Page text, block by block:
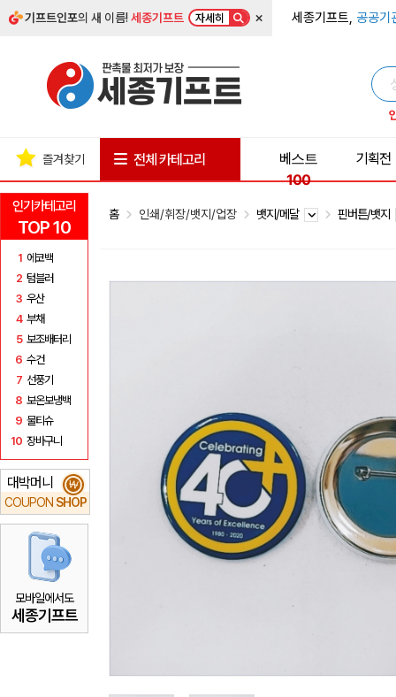
기프트인포의 새 이름!세종기프트 자세히 × 세종기프트, 공공기
인기카테고리
TOP 10
1 에코백
2 텀블러
3 우산
4 부채
5 보조배터리
6 수건
7 선풍기
8 보온보냉백
9 물티슈
10 장바구니
대박머니
COUPON SHOP
₩
모바일에서도
세종기프트
즐겨찾기 전체 카테고리
베스트
100
기획전
홈 인쇄/휘장/뱃지/업장 뱃지/메달 핀버튼/뱃지